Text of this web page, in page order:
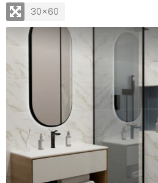
30x60